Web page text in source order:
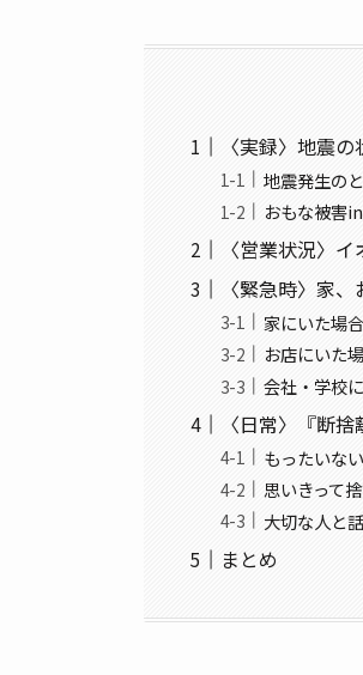
〈実録〉地震
地震発生の
おもな被害
〈営業状況〉
〈緊急時〉家
家にいた場合
お店にいた
会社・学校
〈日常〉『断
もったいな
思いきって
大切な人と
まとめ